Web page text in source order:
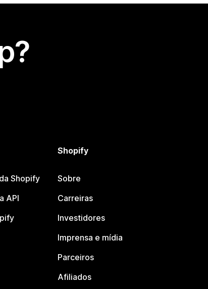
Shopify
API
Shopify
Sobre
Carreiras
Investidores
Imprensa e mídia
Parceiros
Afiliados